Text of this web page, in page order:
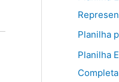
Planilha
Planilha
Completa